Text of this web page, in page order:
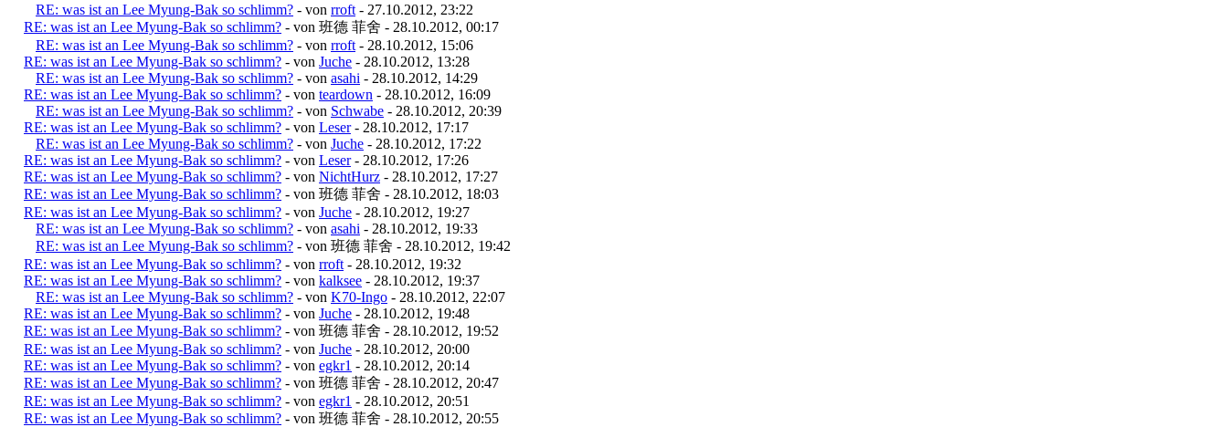
RE: was ist an Lee Myung-Bak so schlimm? - von rroft - 27.10.2012, 23:22
RE: was ist an Lee Myung-Bak so schlimm? - von 班德 菲舍 - 28.10.2012, 00:17
RE: was ist an Lee Myung-Bak so schlimm? - von rroft - 28.10.2012, 15:06
RE: was ist an Lee Myung-Bak so schlimm? - von Juche - 28.10.2012, 13:28
RE: was ist an Lee Myung-Bak so schlimm? - von asahi - 28.10.2012, 14:29
RE: was ist an Lee Myung-Bak so schlimm? - von teardown - 28.10.2012, 16:09
RE: was ist an Lee Myung-Bak so schlimm? - von Schwabe - 28.10.2012, 20:39
RE: was ist an Lee Myung-Bak so schlimm? - von Leser- 28.10.2012, 17:17
RE: was ist an Lee Myung-Bak so schlimm? - von Juche - 28.10.2012, 17:22
RE: was ist an Lee Myung-Bak so schlimm? - von Leser- 28.10.2012, 17:26
RE: was ist an Lee Myung-Bak so schlimm? - von NichtHurz - 28.10.2012, 17:27
RE: was ist an Lee Myung-Bak so schlimm? - von 班德 菲舍 - 28.10.2012, 18:03
RE: was ist an Lee Myung-Bak so schlimm? - von Juche - 28.10.2012, 19:27
RE: was ist an Lee Myung-Bak so schlimm? - von asahi - 28.10.2012, 19:33
RE: was ist an Lee Myung-Bak so schlimm? - von 班德 菲舍 - 28.10.2012, 19:42
RE: was ist an Lee Myung-Bak so schlimm? - von rroft - 28.10.2012, 19:32
RE: was ist an Lee Myung-Bak so schlimm? - von kalksee - 28.10.2012, 19:37
RE: was ist an Lee Myung-Bak so schlimm? - von K70-Ingo - 28.10.2012, 22:07
RE: was ist an Lee Myung-Bak so schlimm? - von Juche - 28.10.2012, 19:48
RE: was ist an Lee Myung-Bak so schlimm? - von 班德 菲舍 - 28.10.2012, 19:52
RE: was ist an Lee Myung-Bak so schlimm? - von Juche - 28.10.2012, 20:00
RE: was ist an Lee Myung-Bak so schlimm? - von egkr1 - 28.10.2012, 20:14
RE: was ist an Lee Myung-Bak so schlimm? - von 班德 菲舍 - 28.10.2012, 20:47
RE: was ist an Lee Myung-Bak so schlimm? - von egkr1 - 28.10.2012, 20:51
RE: was ist an Lee Myung-Bak so schlimm? - von 班德 菲舍 - 28.10.2012, 20:55